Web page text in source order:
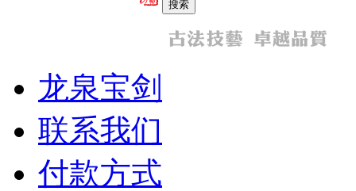
龙泉宝剑
联系我们
付款方式